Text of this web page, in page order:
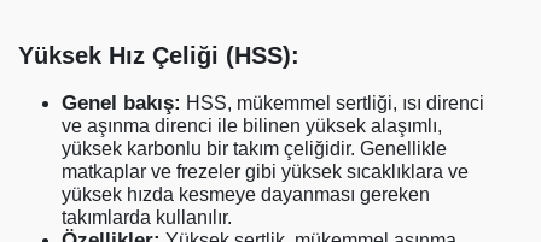
Yüksek Hız Çeliği (HSS):
Genel bakış: HSS, mükemmel sertliği, ısı direnci
ve aşınma direnci ile bilinen yüksek alaşımlı,
yüksek karbonlu bir takım çeliğidir. Genellikle
matkaplar ve frezeler gibi yüksek sıcaklıklara ve
yüksek hızda kesmeye dayanması gereken
takımlarda kullanılır.